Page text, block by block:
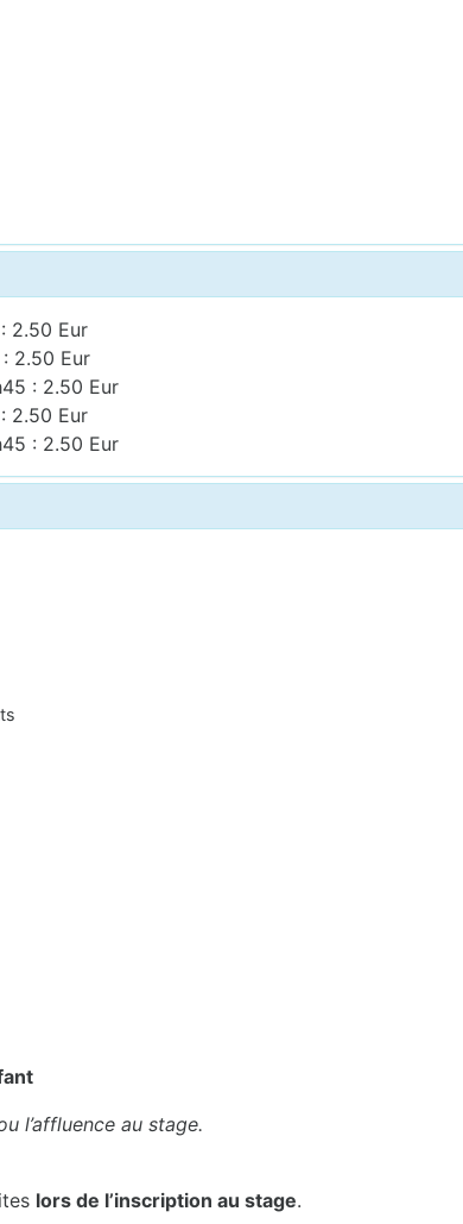
2.50 Eur
2.50 Eur
: 2.50 Eur
2.50 Eur
: 2.50 Eur
l’affluence au stage.
lors de l’inscription au stage.